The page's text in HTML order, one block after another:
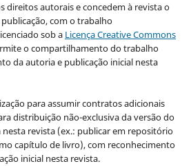
direitos autorais e concedem à revista o
com o trabalho
sob a Licença Creative Commons
o compartilhamento do trabalho
da autoria e publicação inicial nesta
para assumir contratos adicionais
distribuição não-exclusiva da versão do
revista (ex.: publicar em repositório
capítulo de livro), com reconhecimento
inicial nesta revista.